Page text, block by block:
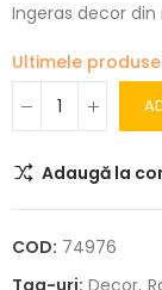
Ingeras decor din
Ultimele
Adaugă la
COD: 74976